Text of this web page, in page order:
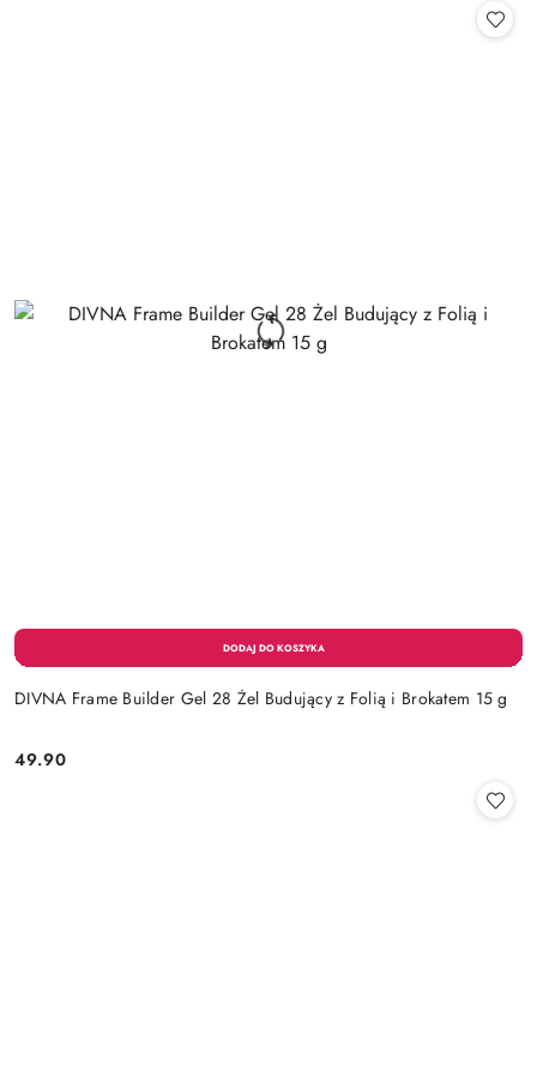
DIVNA Frame Builder Gel 28 Żel Budujący z Folią i Brokatem 15 g
Cena:
49.90